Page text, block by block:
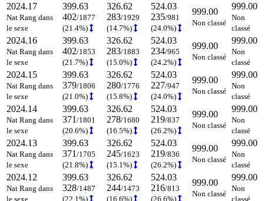
2024.17
Nat Rang dans
le sexe
399.63
402/1877
(21.4%)
326.62
283/1929
(14.7%)
524.03
235/981
(24.0%)
999.00
Non classé
999.00
Non
classé
2024.16
Nat Rang dans
le sexe
399.63
402/1853
(21.7%)
326.62
283/1883
(15.0%)
524.03
234/965
(24.2%)
999.00
Non classé
999.00
Non
classé
2024.15
Nat Rang dans
le sexe
399.63
379/1806
(21.0%)
326.62
280/1776
(15.8%)
524.03
227/947
(24.0%)
999.00
Non classé
999.00
Non
classé
2024.14
Nat Rang dans
le sexe
399.63
371 /1801
(20.6%)
326.62
278/1680
(16.5%)
524.03
219/837
(26.2%)
999.00
Non classé
999.00
Non
classé
2024.13
Nat Rang dans
le sexe
399.63
371 /1705
(21.8%)
326.62
245/1623
(15.1%)
524.03
219/836
(26.2%)
999.00
Non classé
999.00
Non
classé
2024.12
Nat Rang dans
le sexe
399.63
328/1487
(22.1%)
326.62
244/1473
(16.6%)
524.03
216/813
(26.6%)
999.00
Non classé
999.00
Non
classé